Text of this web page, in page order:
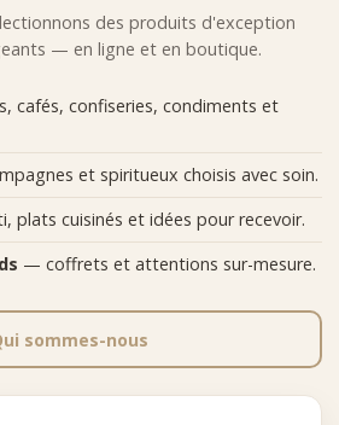
des produits d'exception
— en ligne et en boutique.
cafés, confiseries, condiments et
et spiritueux choisis avec soin.
plats cuisinés et idées pour recevoir.
— coffrets et attentions sur-mesure.
sommes-nous